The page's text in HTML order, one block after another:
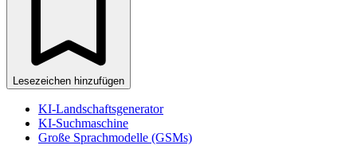
Lesezeichen hinzufügen
KI-Landschaftsgenerator
KI-Suchmaschine
Große Sprachmodelle (GSMs)